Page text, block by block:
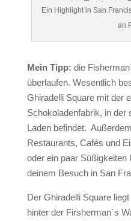
Ein Highlight in San
an
Mein Tipp: die
überlaufen. Wesentlich
Ghiradelli Square mit der
Schokoladenfabrik, in der
Laden befindet.
Restaurants, Cafés und
oder ein paar
deinem Besuch in San
Der Ghiradelli Square
hinter der Firsherman`s